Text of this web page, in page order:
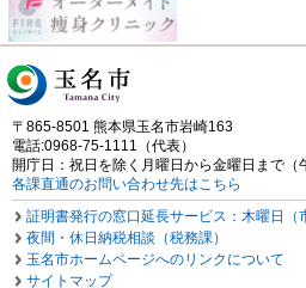
〒865-8501 熊本県玉名市岩崎163
電話:0968-75-1111（代表）
開庁日：祝日を除く月曜日から金曜日まで（
各課直通のお問い合わせ先はこちら
証明書発行の窓口延長サービス：木曜日（
夜間・休日納税相談（税務課）
玉名市ホームページへのリンクについて
サイトマップ